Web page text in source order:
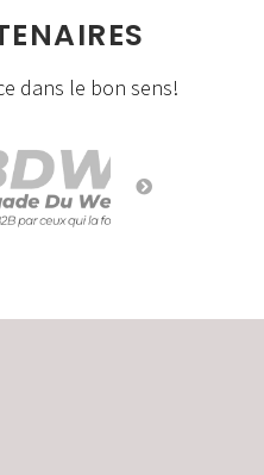
dans le bon sens!